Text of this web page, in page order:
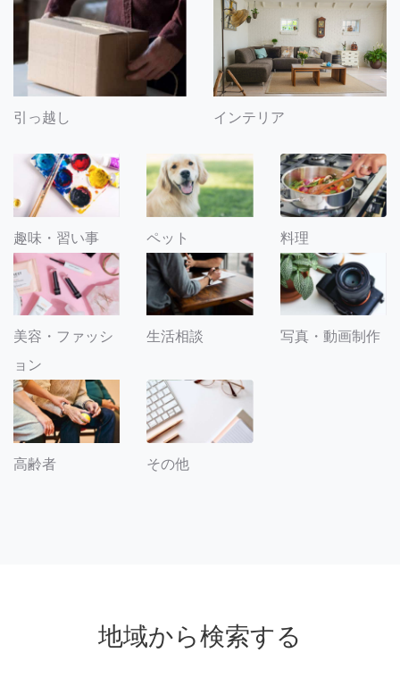
引っ越し インテリア
趣味・習い事 ペット 料理
美容・ファッシ
ョン
生活相談 写真・動画制作
高齢者 その他
地域から検索する